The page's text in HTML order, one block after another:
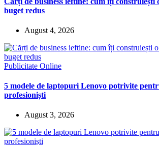
buget redus
August 4, 2026
Publicitate Online
5 modele de laptopuri Lenovo potrivite
profesioniști
August 3, 2026